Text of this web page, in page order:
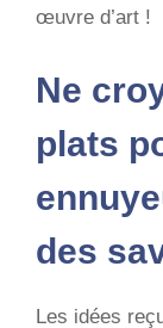
œuvre d’art !
Ne
plats
des
Les idées